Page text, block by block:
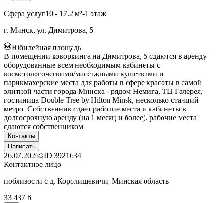
Сфера услуг10 - 17.2 м²-1 этаж
г. Минск, ул. Димитрова, 5
Юбилейная площадь
В помещении коворкинга на Димитрова, 5 сдаются в аренду
оборудованные всем необходимым кабинеты с
косметологоческими/массажными кушетками и
парикмахерские места для работы в сфере красоты в самой
элитной части города Минска - рядом Немига, ТЦ Галерея,
гостиница Double Tree by Hilton Minsk, несколько станций
метро. Собственник сдает рабочие места и кабинеты в
долгосрочную аренду (на 1 месяц и более). рабочие места
сдаются собственником
Контакты
Написать
26.07.2026 ID 3921634
Контактное лицо
поблизости с д. Королищевичи, Минская область
33 437 ƃ